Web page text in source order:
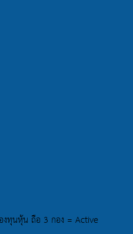
งทุนหุ้น ถือ 3 กอง = Active